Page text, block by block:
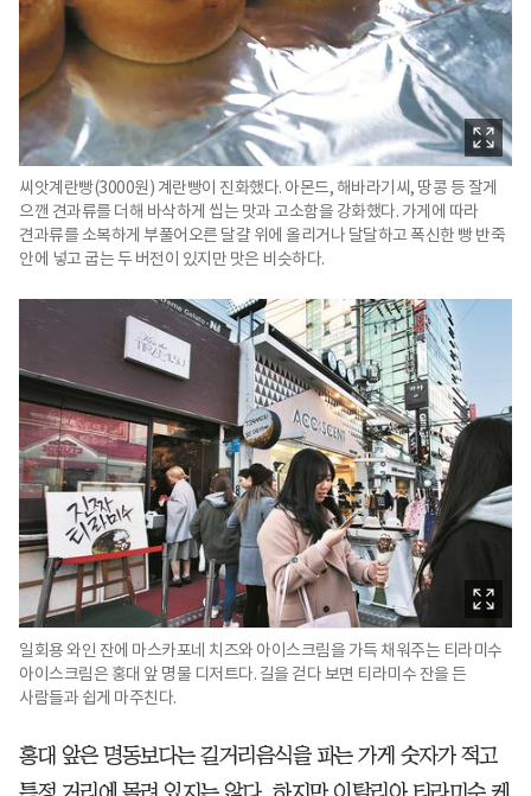
씨앗계란빵(3000원) 계란빵이 진화했다. 아몬드, 해바라기씨, 땅콩 등 잘게
으깬 견과류를 더해 바삭하게 씹는 맛과 고소함을 강화했다. 가게에 따라
견과류를 소복하게 부풀어오른 달걀 위에 올리거나 달달하고 폭신한 빵 반죽
안에 넣고 굽는 두 버전이 있지만 맛은 비슷하다.
일회용 와인 잔에 마스카포네 치즈와 아이스크림을 가득 채워주는 티라미수
아이스크림은 홍대 앞 명물 디저트다. 길을 걷다 보면 티라미수 잔을 든
사람들과 쉽게 마주친다.
홍대 앞은 명동보다는 길거리음식을 파는 가게 숫자가 적고